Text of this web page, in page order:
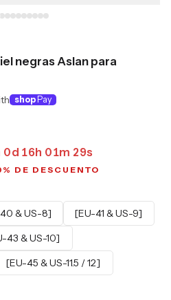
negras Aslan para
shop Pay
0d 16h 01m 28s
DE DESCUENTO
& US-8]
[EU-41 & US-9]
43 & US-10]
[EU-45 & US-11.5 / 12]